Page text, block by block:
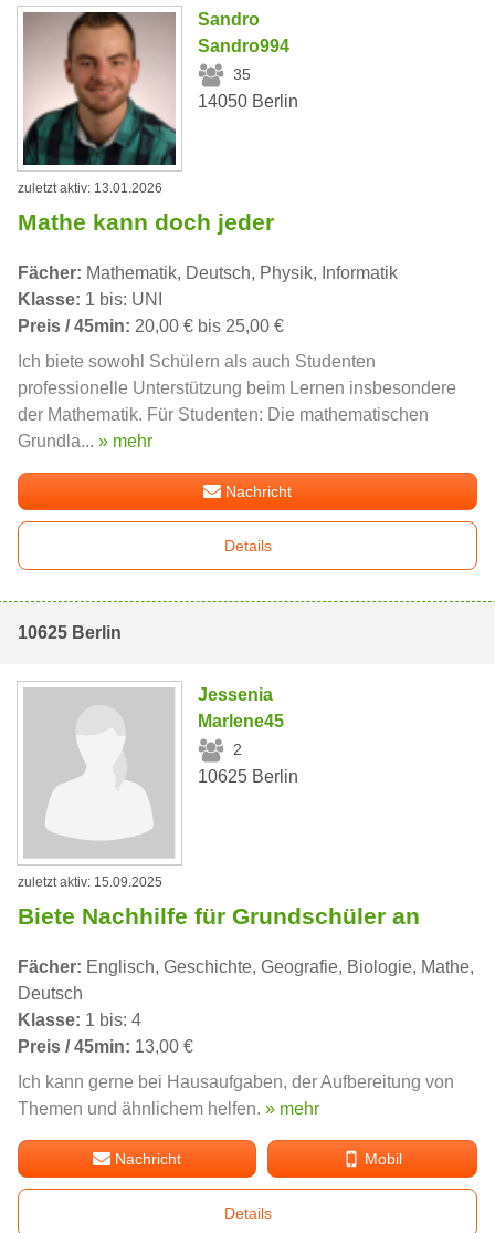
Sandro
Sandro994
35
14050 Berlin
zuletzt aktiv: 13.01.2026
Mathe kann doch jeder
Fächer: Mathematik, Deutsch, Physik, Informatik
Klasse: 1 bis: UNI
Preis / 45min: 20,00 € bis 25,00 €
Ich biete sowohl Schülern als auch Studenten
professionelle Unterstützung beim Lernen insbesondere
der Mathematik. Für Studenten: Die mathematischen
Grundla... » mehr
Nachricht
Details
10625 Berlin
Jessenia
Marlene45
2
10625 Berlin
zuletzt aktiv: 15.09.2025
Biete Nachhilfe für Grundschüler an
Fächer: Englisch, Geschichte, Geografie, Biologie, Mathe,
Deutsch
Klasse: 1 bis: 4
Preis / 45min: 13,00 €
Ich kann gerne bei Hausaufgaben, der Aufbereitung von
Themen und ähnlichem helfen. » mehr
Nachricht Mobil
Details